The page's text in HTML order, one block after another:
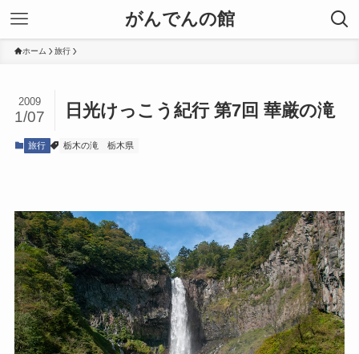
がんでんの館
ホーム 旅行
日光けっこう紀行 第7回 華厳の滝
2009
1/07
旅行 栃木の滝 栃木県